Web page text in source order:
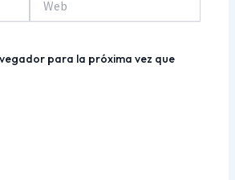
para la próxima vez que